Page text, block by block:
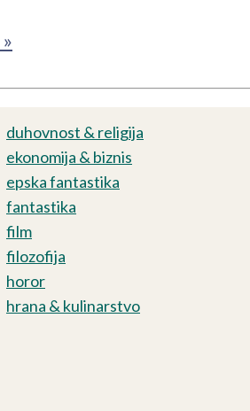
duhovnost & religija
ekonomija & biznis
epska fantastika
fantastika
film
filozofija
horor
hrana & kulinarstvo